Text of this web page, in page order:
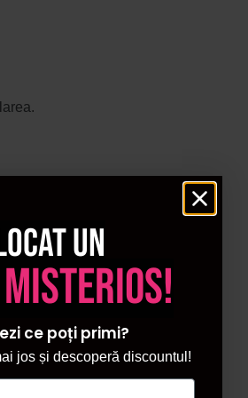
un
ce poți primi?
jos și descoperă discountul!